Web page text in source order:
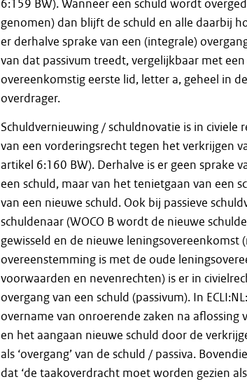
6:159 BW). Wanneer een schuld wordt
genomen) dan blijft de schuld en alle daarbij
er derhalve sprake van een (integrale)
van dat passivum treedt, vergelijkbaar met
overeenkomstig eerste lid, letter a, geheel in
overdrager.
Schuldvernieuwing / schuldnovatie is in civiele
van een vorderingsrecht tegen het verkrijgen
artikel 6:160 BW). Derhalve is er geen sprake
een schuld, maar van het tenietgaan van een
van een nieuwe schuld. Ook bij passieve
schuldenaar (WOCO B wordt de nieuwe
gewisseld en de nieuwe leningsovereenkomst
overeenstemming is met de oude
voorwaarden en nevenrechten) is er in
overgang van een schuld (passivum). In
overname van onroerende zaken na aflossing
en het aangaan nieuwe schuld door de
als ‘overgang’ van de schuld / passiva.
dat ‘de taakoverdracht moet worden gezien